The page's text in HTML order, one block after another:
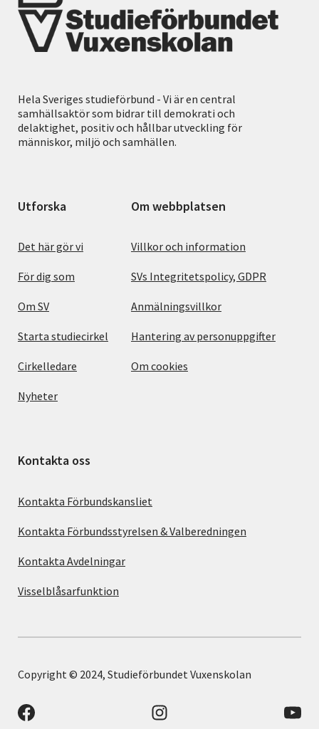
Hela Sveriges studieförbund - Vi är en central
samhällsaktör som bidrar till demokrati och
delaktighet, positiv och hållbar utveckling för
människor, miljö och samhällen.
Utforska
Det här gör vi
För dig som
Om SV
Starta studiecirkel
Cirkelledare
Nyheter
Om webbplatsen
Villkor och information
SVs Integritetspolicy, GDPR
Anmälningsvillkor
Hantering av personuppgifter
Om cookies
Kontakta oss
Kontakta Förbundskansliet
Kontakta Förbundsstyrelsen & Valberedningen
Kontakta Avdelningar
Visselblåsarfunktion
Copyright © 2024, Studieförbundet Vuxenskolan